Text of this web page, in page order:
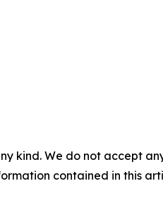
kind. We do not accept
contained in this